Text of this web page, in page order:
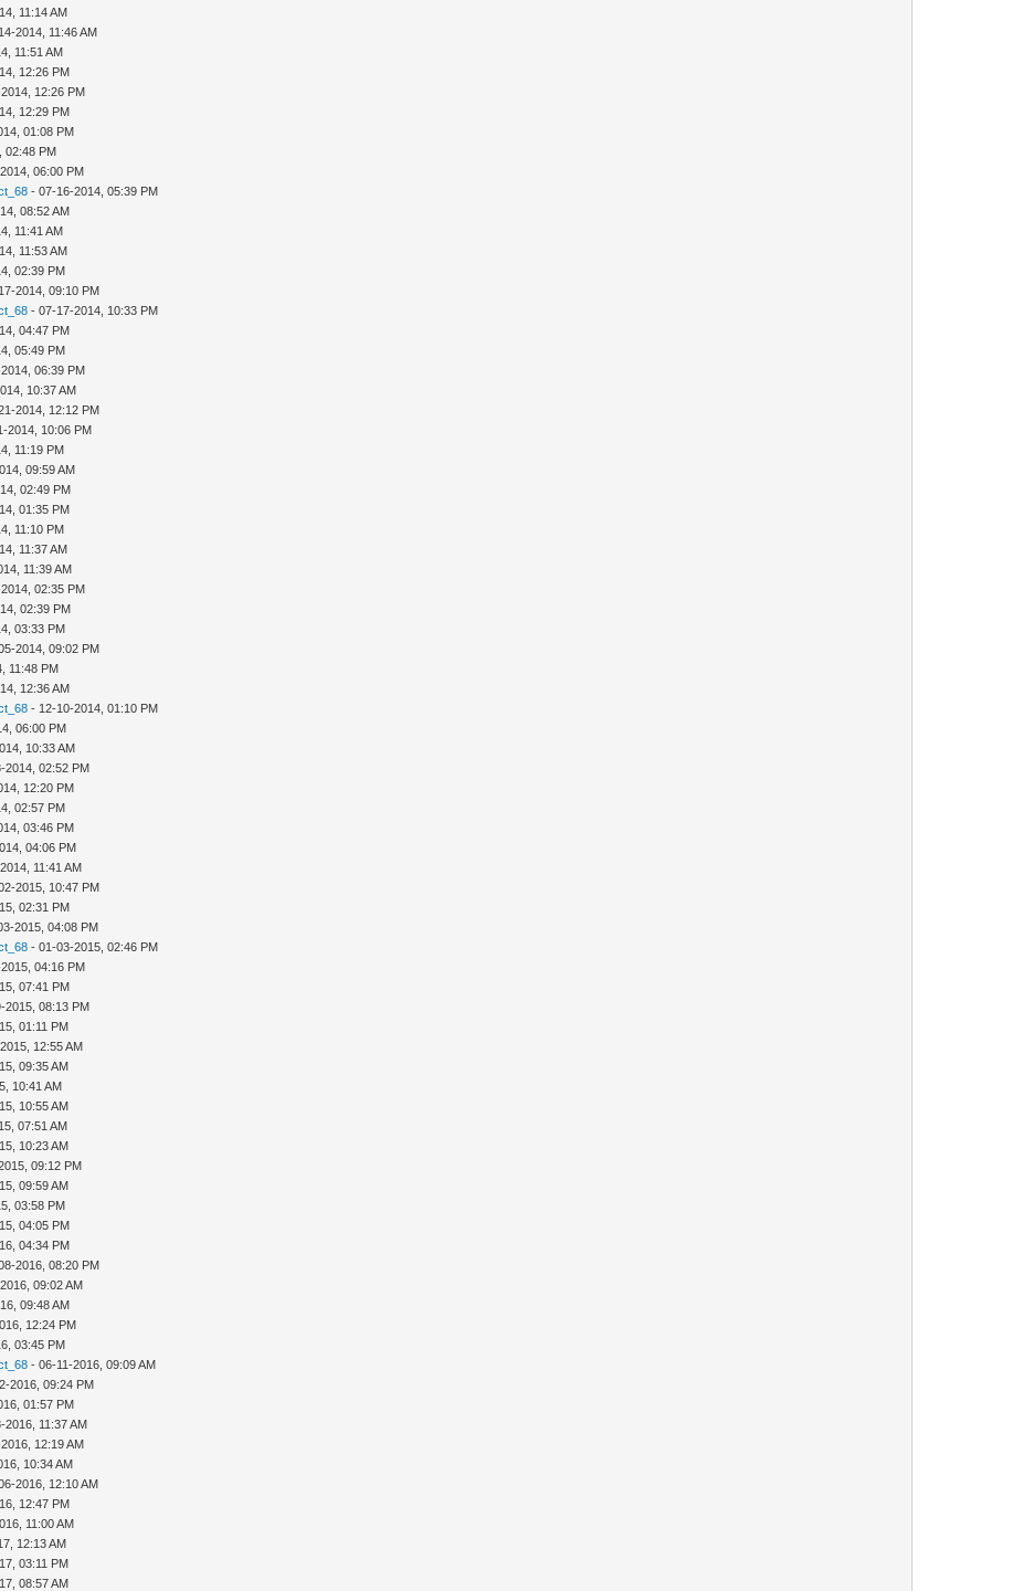
11:14 AM
2014, 11:46 AM
11:51 AM
12:26 PM
12:26 PM
12:29 PM
01:08 PM
02:48 PM
06:00 PM
- 07-16-2014, 05:39 PM
08:52 AM
11:41 AM
11:53 AM
02:39 PM
2014, 09:10 PM
- 07-17-2014, 10:33 PM
04:47 PM
05:49 PM
06:39 PM
10:37 AM
2014, 12:12 PM
2014, 10:06 PM
11:19 PM
09:59 AM
02:49 PM
01:35 PM
11:10 PM
11:37 AM
11:39 AM
02:35 PM
02:39 PM
03:33 PM
2014, 09:02 PM
11:48 PM
12:36 AM
- 12-10-2014, 01:10 PM
06:00 PM
10:33 AM
2014, 02:52 PM
12:20 PM
02:57 PM
03:46 PM
04:06 PM
11:41 AM
2015, 10:47 PM
02:31 PM
2015, 04:08 PM
- 01-03-2015, 02:46 PM
04:16 PM
07:41 PM
2015, 08:13 PM
01:11 PM
12:55 AM
09:35 AM
10:41 AM
10:55 AM
07:51 AM
10:23 AM
09:12 PM
09:59 AM
03:58 PM
04:05 PM
04:34 PM
2016, 08:20 PM
09:02 AM
09:48 AM
12:24 PM
03:45 PM
- 06-11-2016, 09:09 AM
2016, 09:24 PM
01:57 PM
2016, 11:37 AM
12:19 AM
10:34 AM
2016, 12:10 AM
12:47 PM
11:00 AM
12:13 AM
03:11 PM
08:57 AM